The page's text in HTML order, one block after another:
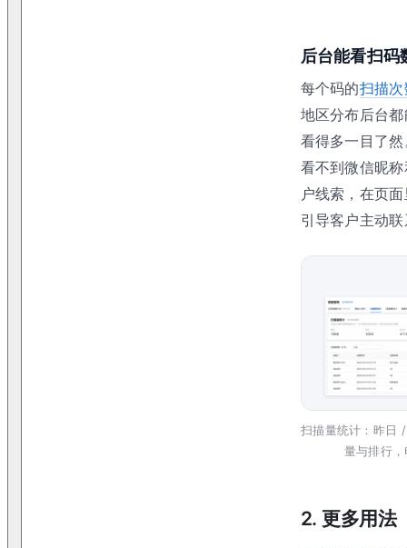
后台能看扫码
每个码的扫描
地区分布后台
看得多一目了
看不到微信昵
户线索，在页
引导客户主动
扫描量统计：昨日
量与排行
2. 更多用法